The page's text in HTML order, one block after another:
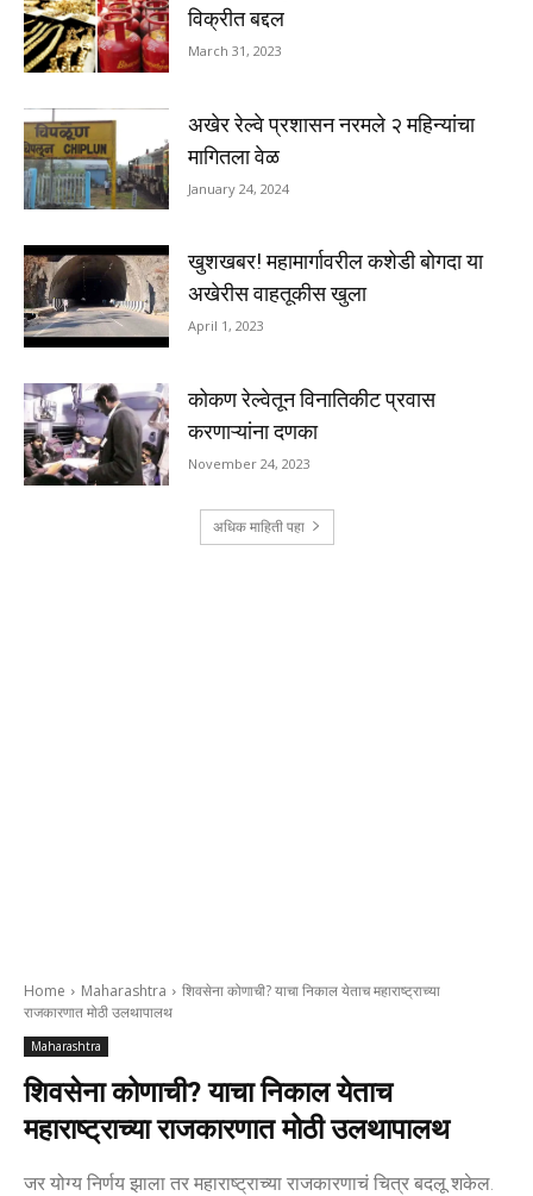
विक्रीत बद्दल
March 31, 2023
अखेर रेल्वे प्रशासन नरमले २ महिन्यांचा
मागितला वेळ
January 24, 2024
खुशखबर! महामार्गावरील कशेडी बोगदा या
अखेरीस वाहतूकीस खुला
April 1, 2023
कोकण रेल्वेतून विनातिकीट प्रवास
करणाऱ्यांना दणका
November 24, 2023
अधिक माहिती पहा